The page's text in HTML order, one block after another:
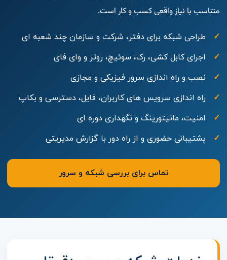
متناسب با نیاز واقعی کسب و کار است.
طراحی شبکه برای دفتر، شرکت و سازمان چند شعبه ای
اجرای کابل کشی، رک، سوئیچ، روتر و وای فای
نصب و راه اندازی سرور فیزیکی و مجازی
راه اندازی سرویس های کاربران، فایل، دسترسی و بکاپ
امنیت، مانیتورینگ و نگهداری دوره ای
پشتیبانی حضوری و از راه دور با گزارش مدیریتی
تماس برای بررسی شبکه و سرور